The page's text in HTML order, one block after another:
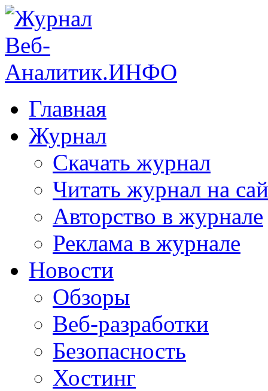
Главная
Журнал
Скачать журнал
Читать журнал на
Авторство в журнале
Реклама в журнале
Новости
Обзоры
Веб-разработки
Безопасность
Хостинг